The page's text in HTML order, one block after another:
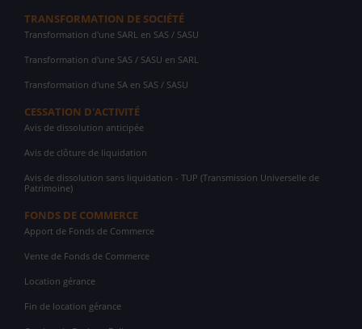
TRANSFORMATION DE SOCIÉTÉ
Transformation d'une SARL en SAS / SASU
Transformation d'une SAS / SASU en SARL
Transformation d'une SA en SAS / SASU
CESSATION D'ACTIVITÉ
Avis de dissolution anticipée
Avis de clôture de liquidation
Avis de dissolution sans liquidation - TUP (Transmission Universelle de
Patrimoine)
FONDS DE COMMERCE
Apport de Fonds de Commerce
Vente de Fonds de Commerce
Location gérance
Fin de location gérance